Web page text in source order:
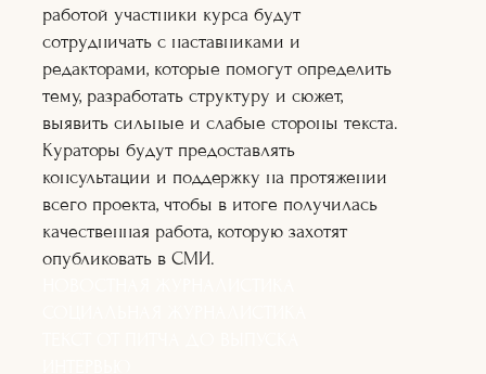
работой участники курса будут
сотрудничать с наставниками и
редакторами, которые помогут определить
тему, разработать структуру и сюжет,
выявить сильные и слабые стороны текста.
Кураторы будут предоставлять
консультации и поддержку на протяжении
всего проекта, чтобы в итоге получилась
качественная работа, которую захотят
опубликовать в СМИ.